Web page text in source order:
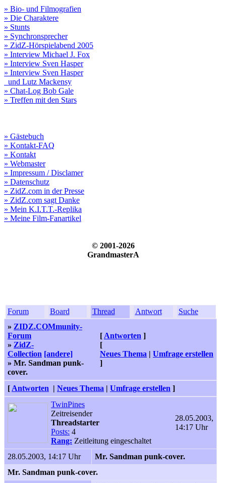
» Bio- und Filmografien
» Die Charaktere
» Stunts
» Synchronsprecher
» ZidZ-Hörspielabend 2005
» Interview Michael J. Fox
» Interview Sven Hasper
» Interview Sven Hasper
und Lutz Mackensy
» Chat-Log Bob Gale
» Treffen mit den Stars
» Gästebuch
» Kontakt-FAQ
» Kontakt
» Webmaster
» Impressum / Disclamer
» Datenschutz
» ZidZ.com in der Presse
» ZidZ.com sagt Danke
» Mein K.I.T.T.-Replika
» Meine Film-Fanartikel
© 2001-2026
GrandmasterA
Forum Board Thread Antwort
Suche
» ZIDZ.COMmunity-
Forum
» ZidZ-
Collection [andere]
» Mr. Sandman punk-
cover.
[ Antworten ]
[
Neues Thema | Umfrage erstellen
]
[ Antworten | Neues Thema | Umfrage erstellen ]
TwinPines
Zeitreisender
Threadstarter
Posts: 4
Rang: Zeitleitung eingeschaltet
28.05.2003,
14:17 Uhr
28.05.2003, 14:17 Uhr
Mr. Sandman punk-cover.
Mr. Sandman punk-cover.